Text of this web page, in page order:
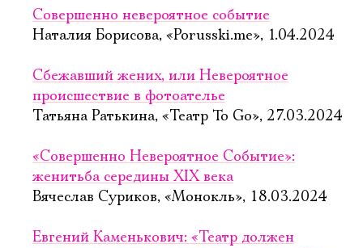
Совершенно невероятное событие
Наталия Борисова, «Porusski.me», 1.04.2024
Сбежавший жених, или Невероятное
происшествие в фотоателье
Татьяна Ратькина, «Театр To Go», 27.03.2024
«Совершенно Невероятное Событие»:
женитьба середины XIX века
Вячеслав Суриков, «Монокль», 18.03.2024
Евгений Каменькович: «Театр должен